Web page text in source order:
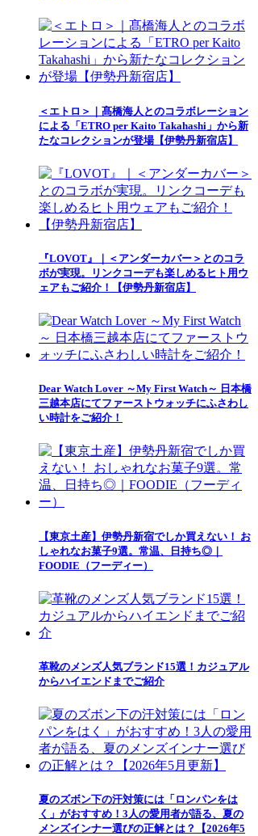
＜エトロ＞｜髙橋海人とのコラボレーション
による「ETRO per Kaito Takahashi」から新
たなコレクションが登場【伊勢丹新宿店】
『LOVOT』｜＜アンダーカバー＞とのコラ
ボが実現。リンクコーデも楽しめるヒト用ウ
ェアもご紹介！【伊勢丹新宿店】
Dear Watch Lover ～My First Watch～ 日本橋
三越本店にてファーストウォッチにふさわし
い時計をご紹介！
【東京土産】伊勢丹新宿でしか買えない！ お
しゃれなお菓子9選。常温、日持ち◎｜
FOODIE（フーディー）
革靴のメンズ人気ブランド15選！カジュアル
からハイエンドまでご紹介
夏のズボン下の汗対策には「ロンパンをは
く」がおすすめ！3人の愛用者が語る、夏の
メンズインナー選びの正解とは？【2026年5